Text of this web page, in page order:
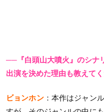
──『白頭山大噴火』のシナ
出演を決めた理由も教えてく
ビョンホン：本作はジャン